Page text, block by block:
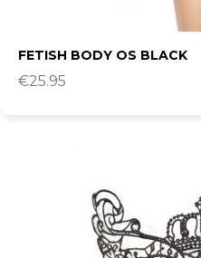
FETISH BODY OS BLACK
€25.95